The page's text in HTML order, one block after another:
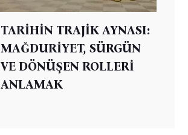
TARİHİN TRAJİK AYNASI:
MAĞDURİYET, SÜRGÜN
VE DÖNÜŞEN ROLLERİ
ANLAMAK